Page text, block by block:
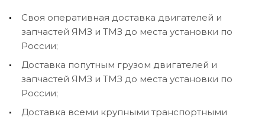
Своя оперативная доставка двигателей и
запчастей ЯМЗ и ТМЗ до места установки по
России;
Доставка попутным грузом двигателей и
запчастей ЯМЗ и ТМЗ до места установки по
России;
Доставка всеми крупными транспортными